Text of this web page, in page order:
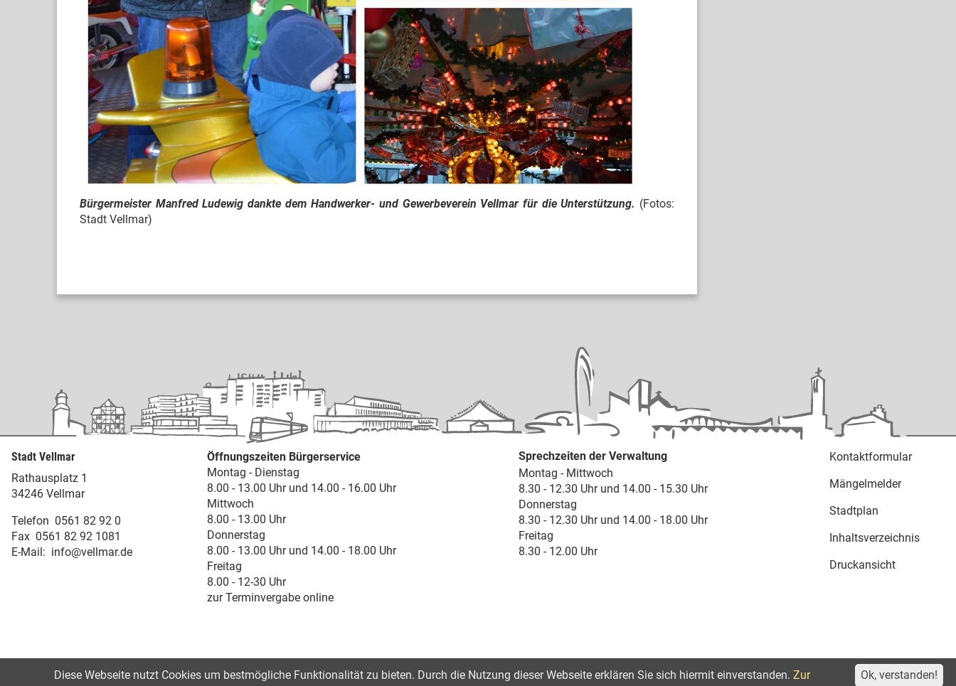
Bürgermeister Manfred Ludewig dankte dem Handwerker- und Gewerbeverein Vellmar für die Unterstützung. (Fotos:
Stadt Vellmar)
Stadt Vellmar
Rathausplatz 1
34246 Vellmar
Telefon 0561 82 92 0
Fax 0561 82 92 1081
E-Mail: info@vellmar.de
Öffnungszeiten Bürgerservice
Montag - Dienstag
8.00 - 13.00 Uhr und 14.00 - 16.00 Uhr
Mittwoch
8.00 - 13.00 Uhr
Donnerstag
8.00 - 13.00 Uhr und 14.00 - 18.00 Uhr
Freitag
8.00 - 12-30 Uhr
zur Terminvergabe online
Sprechzeiten der Verwaltung
Montag - Mittwoch
8.30 - 12.30 Uhr und 14.00 - 15.30 Uhr
Donnerstag
8.30 - 12.30 Uhr und 14.00 - 18.00 Uhr
Freitag
8.30 - 12.00 Uhr
Kontaktformular
Mängelmelder
Stadtplan
Inhaltsverzeichnis
Druckansicht
Ok, verstanden!
Diese Webseite nutzt Cookies um bestmögliche Funktionalität zu bieten. Durch die Nutzung dieser Webseite erklären Sie sich hiermit einverstanden. Zur